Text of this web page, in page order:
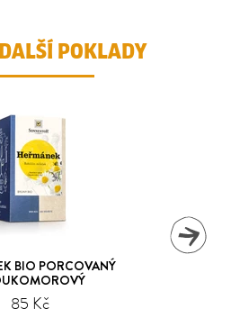
POKLADY
BIO PORCOVANÝ
85 Kč